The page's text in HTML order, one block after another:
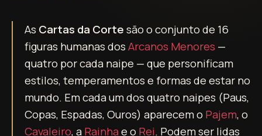
As Cartas da Cortesão o conjunto de 16
figuras humanas dosArcanos Menores —
quatro por cada naipe — que personificam
estilos, temperamentos e formas de estar no
mundo. Em cada um dos quatro naipes (Paus,
Copas, Espadas, Ouros) aparecem o Pajem, o
Cavaleiro, aRainhae o Rei. Podem ser lidas